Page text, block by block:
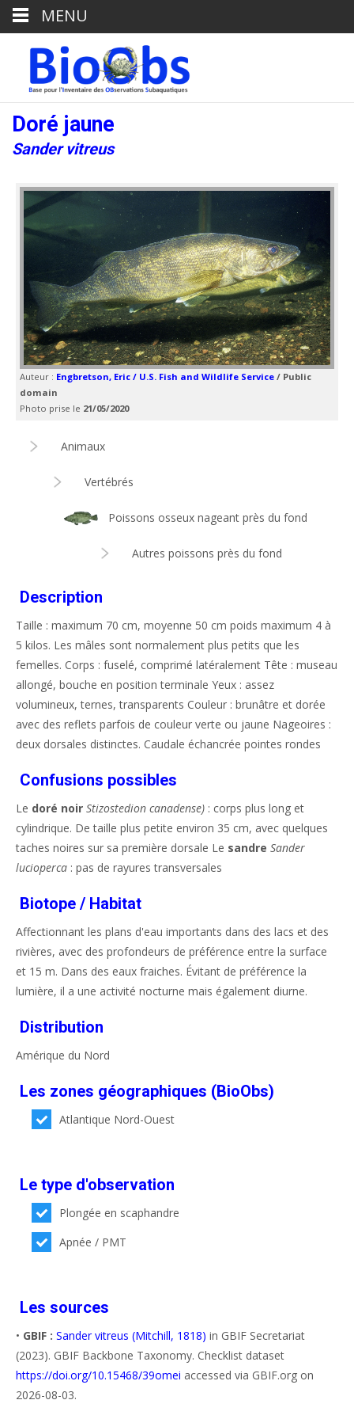
Doré jaune
Sander vitreus
Auteur : Engbretson, Eric / U.S. Fish and Wildlife Service / Public
domain
Photo prise le 21/05/2020
Animaux
Vertébrés
Poissons osseux nageant près du fond
Autres poissons près du fond
Description
Taille : maximum 70 cm, moyenne 50 cm poids maximum 4 à
5 kilos. Les mâles sont normalement plus petits que les
femelles. Corps : fuselé, comprimé latéralement Tête : museau
allongé, bouche en position terminale Yeux : assez
volumineux, ternes, transparents Couleur : brunâtre et dorée
avec des reflets parfois de couleur verte ou jaune Nageoires :
deux dorsales distinctes. Caudale échancrée pointes rondes
Confusions possibles
Le doré noir Stizostedion canadense) : corps plus long et
cylindrique. De taille plus petite environ 35 cm, avec quelques
taches noires sur sa première dorsale Le sandre Sander
lucioperca : pas de rayures transversales
Biotope / Habitat
Affectionnant les plans d'eau importants dans des lacs et des
rivières, avec des profondeurs de préférence entre la surface
et 15 m. Dans des eaux fraiches. Évitant de préférence la
lumière, il a une activité nocturne mais également diurne.
Distribution
Amérique du Nord
Les zones géographiques (BioObs)
Atlantique Nord-Ouest
Le type d'observation
Plongée en scaphandre
Apnée / PMT
Les sources
• GBIF : Sander vitreus (Mitchill, 1818) in GBIF Secretariat
(2023). GBIF Backbone Taxonomy. Checklist dataset
https://doi.org/10.15468/39omei accessed via GBIF.org on
2026-08-03.
MENU